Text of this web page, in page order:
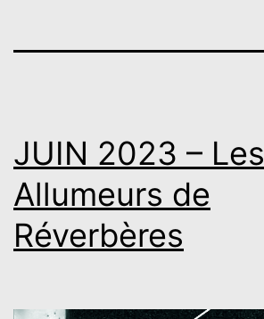
JUIN 2023 – Les
Allumeurs de
Réverbères